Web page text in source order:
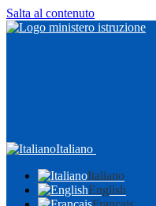
Salta al contenuto
Italiano
Italiano
English